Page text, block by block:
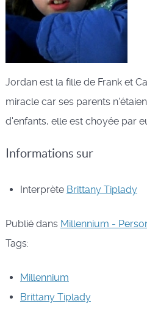
Jordan est la fille de Frank et
miracle car ses parents
d'enfants, elle est choyée par
Informations sur
Interprète Brittany Tiplady
Publié dans Millennium -
Tags:
Millennium
Brittany Tiplady